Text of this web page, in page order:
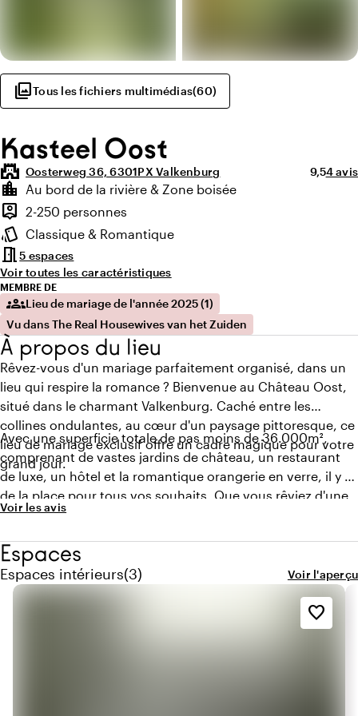
photo_libraryTous les fichiers multimédias(60)
Kasteel Oost
castle Oosterweg 36, 6301PX Valkenburg Note
9,54 avis
Points forts
location_city
Environnement
Au bord de la rivière & Zone boisée
person_pin
Capacité
2-250 personnes
style
Ambiance
Classique & Romantique
meeting_room5 espaces
Voir toutes les caractéristiques
MEMBRE DE
groupsLieu de mariage de l'année 2025 (1)
Vu dans The Real Housewives van het Zuiden
À propos du lieu
Rêvez-vous d'un mariage parfaitement organisé, dans un
lieu qui respire la romance ? Bienvenue au Château Oost,
situé dans le charmant Valkenburg. Caché entre les
collines ondulantes, au cœur d'un paysage pittoresque, ce
lieu de mariage exclusif offre un cadre magique pour votre
grand jour.
Avec une superficie totale de pas moins de 36.000m²,
comprenant de vastes jardins de château, un restaurant
de luxe, un hôtel et la romantique orangerie en verre, il y a
de la place pour tous vos souhaits. Que vous rêviez d'une
cérémonie intime ou d'une fête de mariage de plusieurs
votre journée inoubliable.
Voir les avis
Espaces
Espaces intérieurs
Quantité de espaces intérieurs : 3
(3) Voir l'aperçu
favorite_border